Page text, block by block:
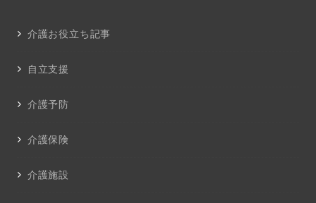
介護お役立ち記事
自立支援
介護予防
介護保険
介護施設